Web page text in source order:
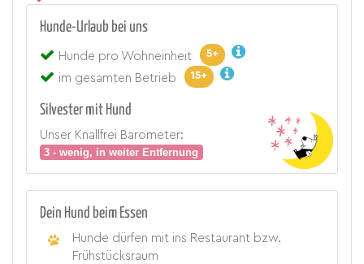
Hunde-Urlaub bei uns
Hunde pro Wohneinheit 5+
im gesamten Betrieb 15+
Silvester mit Hund
Unser Knallfrei Barometer:
3 - wenig, in weiter Entfernung
Dein Hund beim Essen
Hunde dürfen mit ins Restaurant bzw.
Frühstücksraum